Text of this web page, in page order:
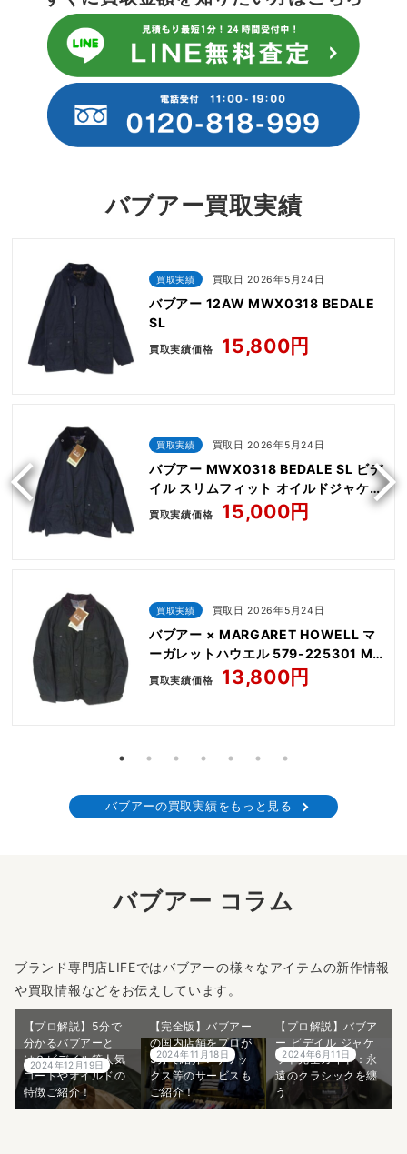
バブアー買取実績
買取実績 買取日 2026年5月24日
バブアー 12AW MWX0318 BEDALE
SL
買取実績価格 15,800円
買取実績 買取日 2026年5月24日
バブアー MWX0318 BEDALE SL ビデ
イル スリムフィット オイルドジャケッ
ト
買取実績価格 15,000円
買取実績 買取日 2026年5月24日
バブアー × MARGARET HOWELL マ
ーガレットハウエル 579-225301 MH
HARDWICK
買取実績価格 13,800円
バブアーの買取実績をもっと見る
バブアー コラム
ブランド専門店LIFEではバブアーの様々なアイテムの新作情報
や買取情報などをお伝えしています。
【プロ解説】5分で
分かるバブアーと
は？ビデイル等人気
コートやオイルドの
特徴ご紹介！
2024年12月19日
【完全版】バブアー
の国内店舗をプロが
5分で紹介！リワッ
クス等のサービスも
ご紹介！
2024年11月18日
【プロ解説】バブア
ー ビデイル ジャケ
ット完全ガイド：永
遠のクラシックを纏
う
2024年6月11日